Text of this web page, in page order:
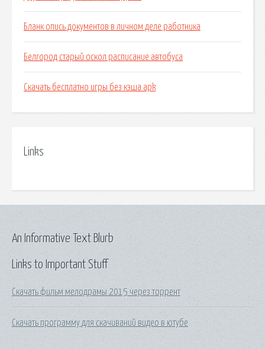
Бланк опись документов в личном деле работника
Белгород старый оскол расписание автобуса
Скачать бесплатно игры без кэша apk
Links
Links to Important Stuff
Скачать фильм мелодрамы 2015 через торрент
Скачать программу для скачиваний видео в ютубе
An Informative Text Blurb